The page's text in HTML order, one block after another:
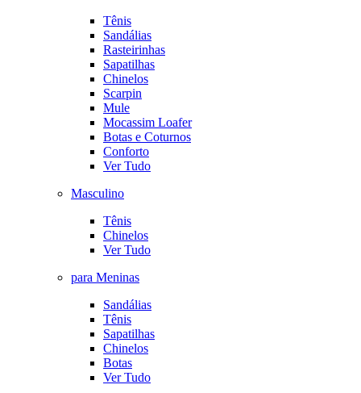
Tênis
Sandálias
Rasteirinhas
Sapatilhas
Chinelos
Scarpin
Mule
Mocassim Loafer
Botas e Coturnos
Conforto
Ver Tudo
Masculino
Tênis
Chinelos
Ver Tudo
para Meninas
Sandálias
Tênis
Sapatilhas
Chinelos
Botas
Ver Tudo